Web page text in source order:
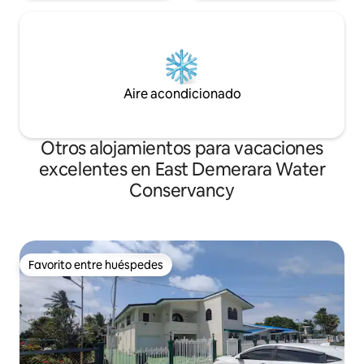
Aire acondicionado
Otros alojamientos para vacaciones
excelentes en East Demerara Water
Conservancy
Favorito entre huéspedes
Favorito entre huéspedes